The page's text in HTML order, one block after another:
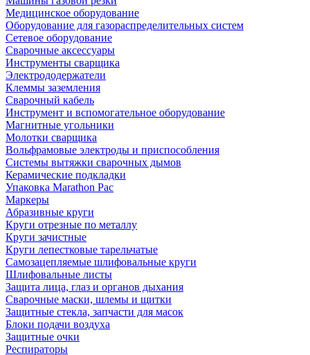
Медицинское оборудование
Оборудование для газораспределительных систем
Сетевое оборудование
Сварочные аксессуары
Инструменты сварщика
Электрододержатели
Клеммы заземления
Сварочный кабель
Инструмент и вспомогательное оборудование
Магнитные угольники
Молотки сварщика
Вольфрамовые электроды и приспособления
Системы вытяжки сварочных дымов
Керамические подкладки
Упаковка Marathon Pac
Маркеры
Абразивные круги
Круги отрезные по металлу
Круги зачистные
Круги лепестковые тарельчатые
Самозацепляемые шлифовальные круги
Шлифовальные листы
Защита лица, глаз и органов дыхания
Сварочные маски, шлемы и щитки
Защитные стекла, запчасти для масок
Блоки подачи воздуха
Защитные очки
Респираторы